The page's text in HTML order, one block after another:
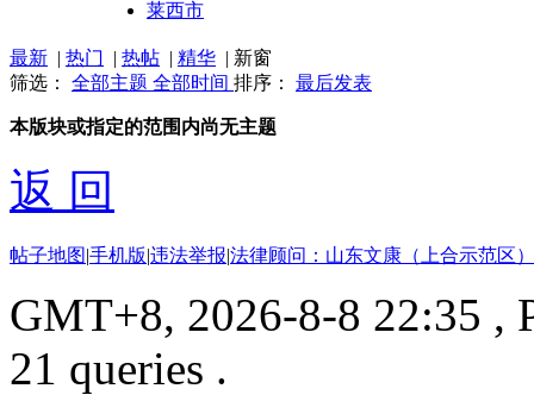
莱西市
最新 | 热门 | 热帖 | 精华 | 新窗
筛选： 全部主题 全部时间 排序： 最后发表
本版块或指定的范围内尚无主题
返 回
帖子地图|手机版|违法举报|法律顾问：山东文康（上合示范区
GMT+8, 2026-8-8 22:35 ,
21 queries .